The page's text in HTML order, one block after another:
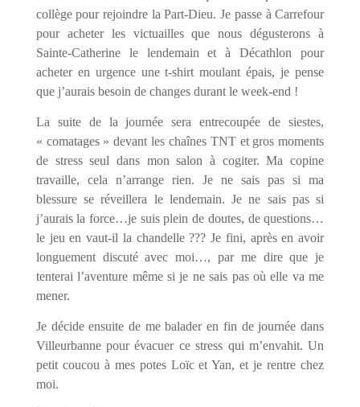
collège pour rejoindre la Part-Dieu. Je passe à Carrefour
pour acheter les victuailles que nous dégusterons à
Sainte-Catherine le lendemain et à Décathlon pour
acheter en urgence une t-shirt moulant épais, je pense
que j’aurais besoin de changes durant le week-end !
La suite de la journée sera entrecoupée de siestes,
« comatages » devant les chaînes TNT et gros moments
de stress seul dans mon salon à cogiter. Ma copine
travaille, cela n’arrange rien. Je ne sais pas si ma
blessure se réveillera le lendemain. Je ne sais pas si
j’aurais la force…je suis plein de doutes, de questions…
le jeu en vaut-il la chandelle ??? Je fini, après en avoir
longuement discuté avec moi…, par me dire que je
tenterai l’aventure même si je ne sais pas où elle va me
mener.
Je décide ensuite de me balader en fin de journée dans
Villeurbanne pour évacuer ce stress qui m’envahit. Un
petit coucou à mes potes Loïc et Yan, et je rentre chez
moi.